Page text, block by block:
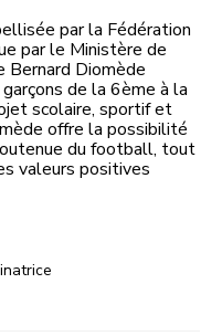
par la Fédération
par le Ministère de
Bernard Diomède
de la 6ème à la
scolaire, sportif et
offre la possibilité
du football, tout
valeurs positives